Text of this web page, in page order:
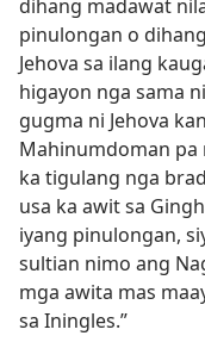
dihang madawat
pinulongan o
Jehova sa ilang
higayon nga sama
gugma ni Jehova
Mahinumdoman pa
ka tigulang nga
usa ka awit sa
iyang pinulongan,
sultian nimo ang
mga awita mas
sa Iningles.”